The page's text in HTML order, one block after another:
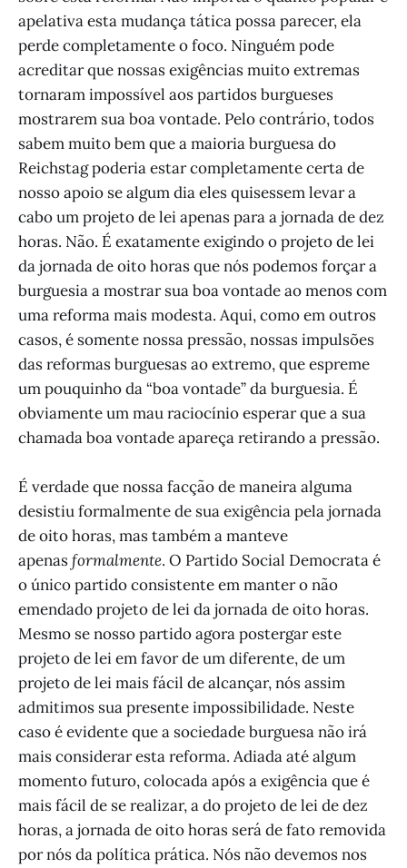
apelativa esta mudança tática possa parecer, ela
perde completamente o foco. Ninguém pode
acreditar que nossas exigências muito extremas
tornaram impossível aos partidos burgueses
mostrarem sua boa vontade. Pelo contrário, todos
sabem muito bem que a maioria burguesa do
Reichstag poderia estar completamente certa de
nosso apoio se algum dia eles quisessem levar a
cabo um projeto de lei apenas para a jornada de dez
horas. Não. É exatamente exigindo o projeto de lei
da jornada de oito horas que nós podemos forçar a
burguesia a mostrar sua boa vontade ao menos com
uma reforma mais modesta. Aqui, como em outros
casos, é somente nossa pressão, nossas impulsões
das reformas burguesas ao extremo, que espreme
um pouquinho da “boa vontade” da burguesia. É
obviamente um mau raciocínio esperar que a sua
chamada boa vontade apareça retirando a pressão.
É verdade que nossa facção de maneira alguma
desistiu formalmente de sua exigência pela jornada
de oito horas, mas também a manteve
apenasformalmente. O Partido Social Democrata é
o único partido consistente em manter o não
emendado projeto de lei da jornada de oito horas.
Mesmo se nosso partido agora postergar este
projeto de lei em favor de um diferente, de um
projeto de lei mais fácil de alcançar, nós assim
admitimos sua presente impossibilidade. Neste
caso é evidente que a sociedade burguesa não irá
mais considerar esta reforma. Adiada até algum
momento futuro, colocada após a exigência que é
mais fácil de se realizar, a do projeto de lei de dez
horas, a jornada de oito horas será de fato removida
por nós da política prática. Nós não devemos nos